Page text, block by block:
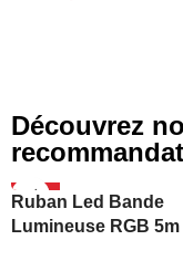
Découvrez
-20%
Ruban Led Bande
Lumineuse RGB 5m